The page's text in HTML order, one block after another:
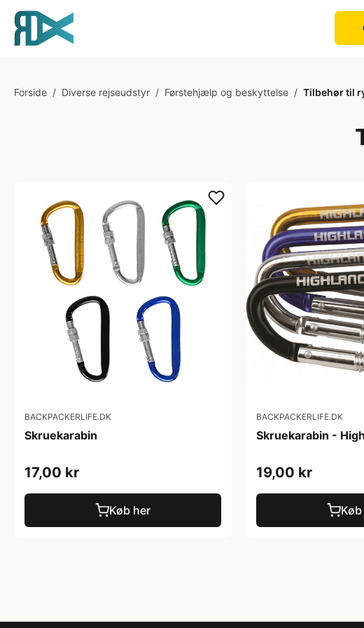
Forside / Diverse rejseudstyr / Førstehjælp og beskyttelse / Tilbehør til
BACKPACKERLIFE.DK
Skruekarabin
17,00 kr
Køb her
BACKPACKERLIFE.DK
Skruekarabin -
19,00 kr